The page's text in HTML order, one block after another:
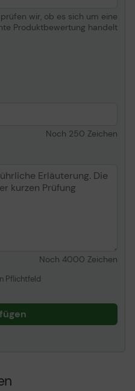
wir, ob es sich um eine
Produktbewertung handelt
Noch 250 Zeichen
Noch 4000 Zeichen
Pflichtfeld